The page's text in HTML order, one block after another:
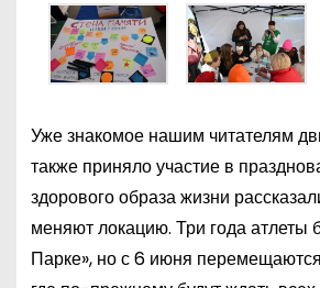
Уже знакомое нашим читателям
также приняло участие в
здорового образа жизни
меняют локацию. Три года атлеты
Парке», но с 6 июня